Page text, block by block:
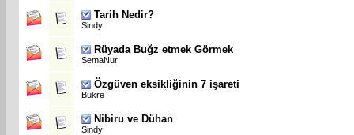
Tarih Nedir?
Sindy
Rüyada Buğz etmek Görmek
SemaNur
Özgüven eksikliğinin 7 işareti
Bukre
Nibiru ve Dühan
Sindy